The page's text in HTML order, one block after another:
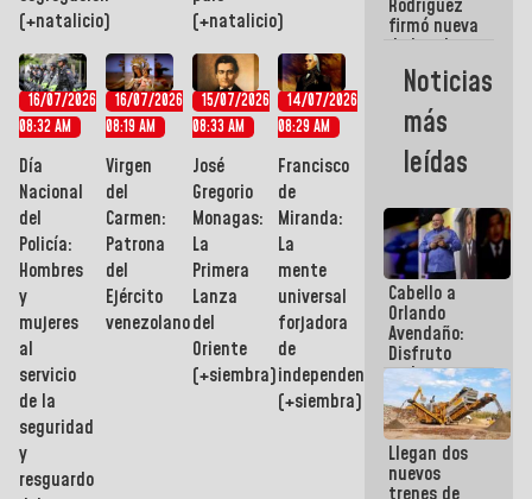
(+natalicio)
(+natalicio)
16/07/2026
08:32 AM
Día
Nacional
del
Policía:
Hombres
y
mujeres
al
servicio
de la
seguridad
y
resguardo
16/07/2026
08:19 AM
Virgen
del
Carmen:
Patrona
del
Ejército
venezolano
15/07/2026
08:33 AM
José
Gregorio
Monagas:
La
Primera
Lanza
del
Oriente
(+siembra)
14/07/2026
08:29 AM
Francisco
de
Miranda:
La
mente
universal
forjadora
de
independencia
(+siembra)
Rodríguez
firmó nueva
de Ley de
Arrendamiento
aprobada
por la AN
Noticias
más
leídas
Cabello a
Orlando
Avendaño:
Disfruto
cada vez
que escribes
porque lo
que haces
es
embarrarla
Llegan dos
nuevos